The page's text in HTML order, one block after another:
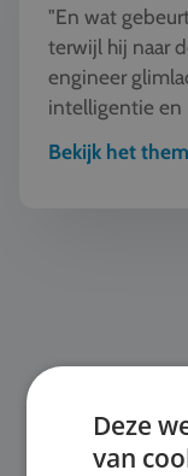
"En wat
terwijl hij naar
engineer
intelligentie en
machine ziet, l...
Bekijk het
Deze
van